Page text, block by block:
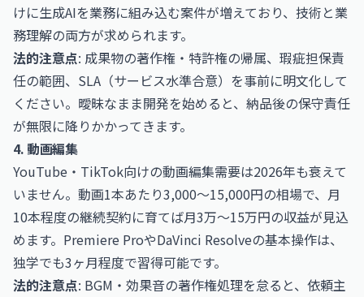
けに生成AIを業務に組み込む案件が増えており、技術と業
務理解の両方が求められます。
法的注意点: 成果物の著作権・特許権の帰属、瑕疵担保責
任の範囲、SLA（サービス水準合意）を事前に明文化して
ください。曖昧なまま開発を始めると、納品後の保守責任
が無限に降りかかってきます。
4. 動画編集
YouTube・TikTok向けの動画編集需要は2026年も衰えて
いません。動画1本あたり3,000〜15,000円の相場で、月
10本程度の継続契約に育てば月3万〜15万円の収益が見込
めます。Premiere ProやDaVinci Resolveの基本操作は、
独学でも3ヶ月程度で習得可能です。
法的注意点: BGM・効果音の著作権処理を怠ると、依頼主